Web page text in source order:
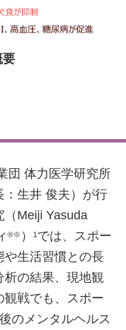
要
団 体力医学研究所
：生井 俊夫）が行
（Meiji Yasuda
®※ ） 1では、スポー
や生活習慣との長
析の結果、現地観
戦でも、スポー
のメンタルヘルス